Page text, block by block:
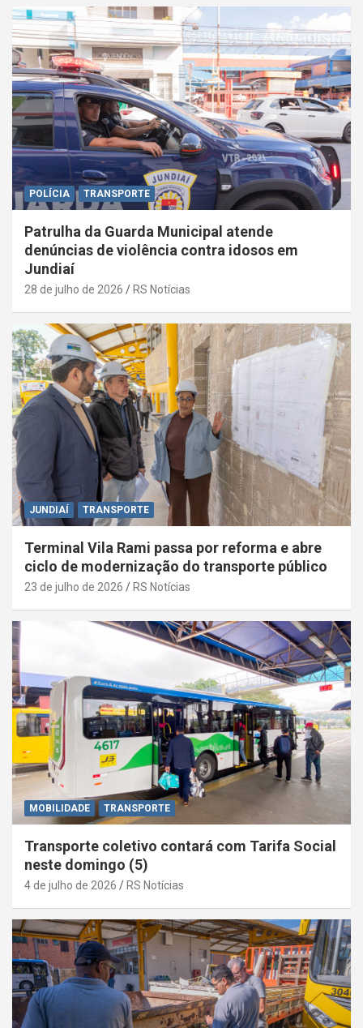
POLÍCIA TRANSPORTE
Patrulha da Guarda Municipal atende
denúncias de violência contra idosos em
Jundiaí
28 de julho de 2026 RS Notícias
JUNDIAÍ TRANSPORTE
Terminal Vila Rami passa por reforma e abre
ciclo de modernização do transporte público
23 de julho de 2026 RS Notícias
MOBILIDADE TRANSPORTE
Transporte coletivo contará com Tarifa Social
neste domingo (5)
4 de julho de 2026 RS Notícias